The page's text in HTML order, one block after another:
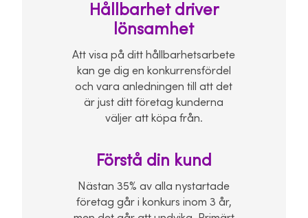
Hållbarhet driver
lönsamhet
Att visa på ditt hållbarhetsarbete
kan ge dig en konkurrensfördel
och vara anledningen till att det
är just ditt företag kunderna
väljer att köpa från.
Förstå din kund
Nästan 35% av alla nystartade
företag går i konkurs inom 3 år,